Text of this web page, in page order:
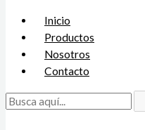
Inicio
Productos
Nosotros
Contacto